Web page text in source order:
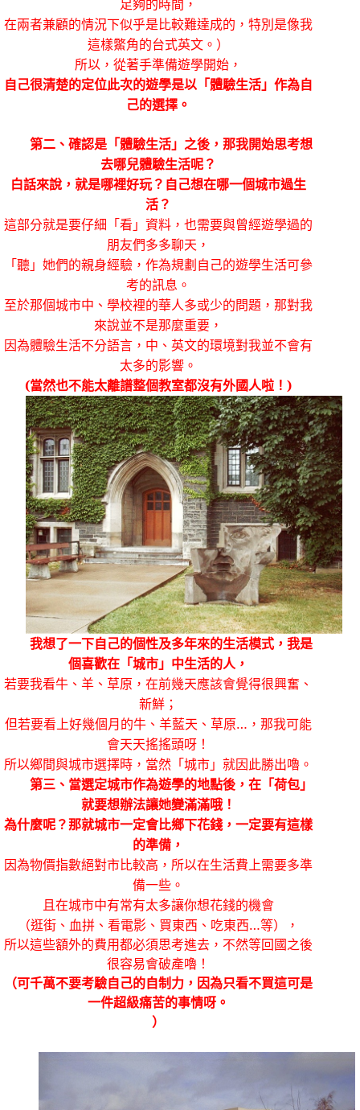
足夠的時間，
在兩者兼顧的情況下似乎是比較難達成的，特別是像我
這樣鱉角的台式英文。）
所以，從著手準備遊學開始，
自己很清楚的定位此次的遊學是以「體驗生活」作為自
己的選擇。
第二、確認是「體驗生活」之後，那我開始思考想
去哪兒體驗生活呢？
白話來說，就是哪裡好玩？自己想在哪一個城市過生
活？
這部分就是要仔細「看」資料，也需要與曾經遊學過的
朋友們多多聊天，
「聽」她們的親身經驗，作為規劃自己的遊學生活可參
考的訊息。
至於那個城市中、學校裡的華人多或少的問題，那對我
來說並不是那麼重要，
因為體驗生活不分語言，中、英文的環境對我並不會有
太多的影響。
(當然也不能太離譜整個教室都沒有外國人啦！)
我想了一下自己的個性及多年來的生活模式，我是
個喜歡在「城市」中生活的人，
若要我看牛、羊、草原，在前幾天應該會覺得很興奮、
新鮮；
但若要看上好幾個月的牛、羊藍天、草原…，那我可能
會天天搖搖頭呀！
所以鄉間與城市選擇時，當然「城市」就因此勝出嚕。
第三、當選定城市作為遊學的地點後，在「荷包」
就要想辦法讓她變滿滿哦！
為什麼呢？那就城市一定會比鄉下花錢，一定要有這樣
的準備，
因為物價指數絕對市比較高，所以在生活費上需要多準
備一些。
且在城市中有常有太多讓你想花錢的機會
（逛街、血拼、看電影、買東西、吃東西…等），
所以這些額外的費用都必須思考進去，不然等回國之後
很容易會破產嚕！
（可千萬不要考驗自己的自制力，因為只看不買這可是
一件超級痛苦的事情呀。
）